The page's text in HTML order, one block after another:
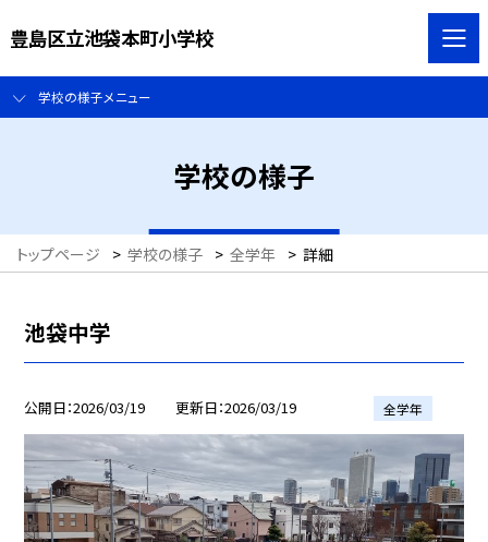
豊島区立池袋本町小学校
学校の様子メニュー
学校の様子
トップページ > 学校の様子 > 全学年 > 詳細
池袋中学
公開日 2026/03/19 更新日 2026/03/19 全学年